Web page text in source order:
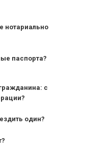
нотариально
паспорта?
с
один?